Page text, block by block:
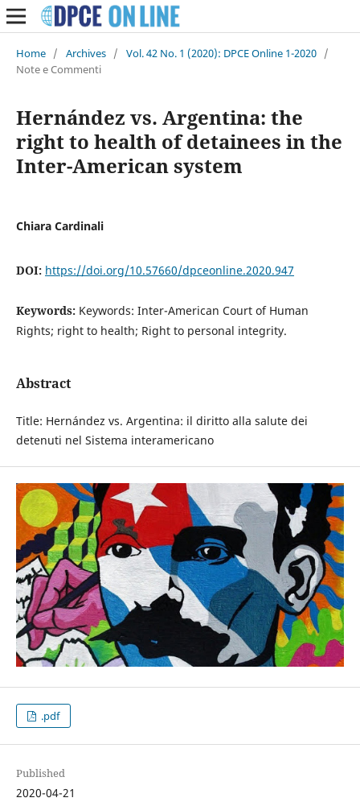
Home / Archives / Vol. 42 No. 1 (2020): DPCE Online 1-2020 /
Note e Commenti
Hernández vs. Argentina: the
right to health of detainees in the
Inter-American system
Chiara Cardinali
DOI: https://doi.org/10.57660/dpceonline.2020.947
Keywords: Keywords: Inter-American Court of Human
Rights; right to health; Right to personal integrity.
Abstract
Title: Hernández vs. Argentina: il diritto alla salute dei
detenuti nel Sistema interamericano
.pdf
Published
2020-04-21